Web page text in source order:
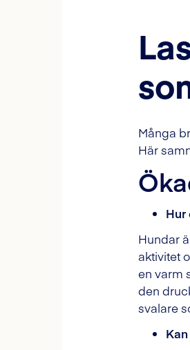
Många
Här
Hur
Hundar
aktivitet
en varm
den
svalare